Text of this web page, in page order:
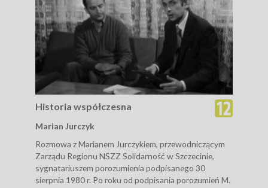
Historia współczesna
Marian Jurczyk
Rozmowa z Marianem Jurczykiem, przewodniczącym
Zarządu Regionu NSZZ Solidarność w Szczecinie,
sygnatariuszem porozumienia podpisanego 30
sierpnia 1980 r. Po roku od podpisania porozumień M.